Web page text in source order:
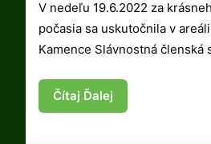
PZ
Víťaz
so
sídlom
V nedeľu 19.6.2022 za krásneho slnečného
počasia sa uskutočnila v
Kamence Slávnostná členská
Čítaj Ďalej
Ďalej